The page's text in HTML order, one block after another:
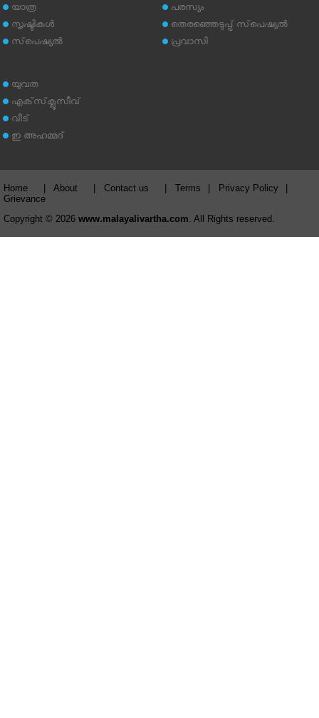
യാത്ര
സൃഷ്ടികള്‍
സ്‌പെഷ്യല്‍
പരസ്യം
തെരഞ്ഞെടുപ്പ് സ്‌പെഷ്യല്‍
പ്രവാസി
യുവത
എക്‌സ്‌ക്ലൂസീവ്
വീട്
ഇ അഹമ്മദ്‌
Home About Contact us Terms Privacy Policy
Grievance
Copyright © 2026 www.malayalivartha.com . All Rights reserved.